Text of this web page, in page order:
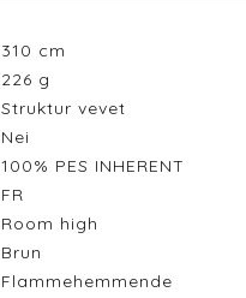
310 cm
226 g
Struktur vevet
Nei
100% PES INHERENT
FR
Room high
Brun
Flammehemmende